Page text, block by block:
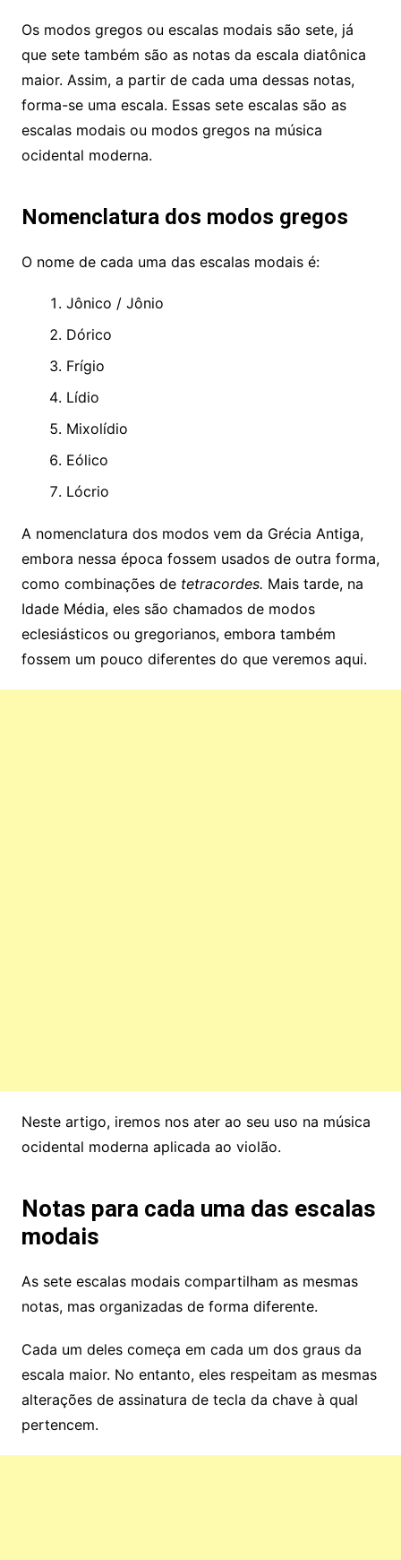
Os modos gregos ou escalas modais são sete, já
que sete também são as notas da escala diatônica
maior. Assim, a partir de cada uma dessas notas,
forma-se uma escala. Essas sete escalas são as
escalas modais ou modos gregos na música
ocidental moderna.
Nomenclatura dos modos gregos
O nome de cada uma das escalas modais é:
Jônico / Jônio
Dórico
Frígio
Lídio
Mixolídio
Eólico
Lócrio
A nomenclatura dos modos vem da Grécia Antiga,
embora nessa época fossem usados ​​de outra forma,
como combinações de tetracordes. Mais tarde, na
Idade Média, eles são chamados de modos
eclesiásticos ou gregorianos, embora também
fossem um pouco diferentes do que veremos aqui.
Neste artigo, iremos nos ater ao seu uso na música
ocidental moderna aplicada ao violão.
Notas para cada uma das escalas
modais
As sete escalas modais compartilham as mesmas
notas, mas organizadas de forma diferente.
Cada um deles começa em cada um dos graus da
escala maior. No entanto, eles respeitam as mesmas
alterações de assinatura de tecla da chave à qual
pertencem.